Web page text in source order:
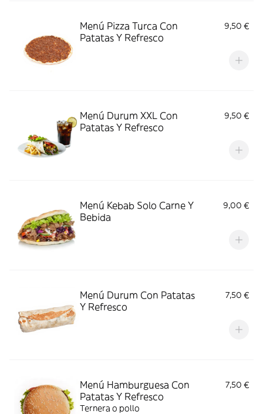
Menú Pizza Turca Con
Patatas Y Refresco
9,50 €
Menú Durum XXL Con
Patatas Y Refresco
9,50 €
Menú Kebab Solo Carne Y
Bebida
9,00 €
Menú Durum Con Patatas
Y Refresco
7,50 €
Menú Hamburguesa Con
Patatas Y Refresco
7,50 €
Ternera o pollo